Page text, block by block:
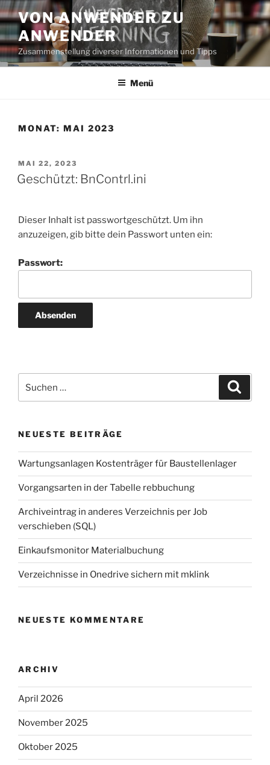
Zum
Inhalt
springen
VON ANWENDER ZU
ANWENDER
Zusammenstellung diverser Informationen und Tipps
Menü
MONAT: MAI 2023
VERÖFFENTLICHT
AM
MAI 22, 2023
Geschützt: BnContrl.ini
Dieser Inhalt ist passwortgeschützt. Um ihn
anzuzeigen, gib bitte dein Passwort unten ein:
Passwort:
nach:
NEUESTE BEITRÄGE
Wartungsanlagen Kostenträger für Baustellenlager
Vorgangsarten in der Tabelle rebbuchung
Archiveintrag in anderes Verzeichnis per Job
verschieben (SQL)
Einkaufsmonitor Materialbuchung
Verzeichnisse in Onedrive sichern mit mklink
NEUESTE KOMMENTARE
ARCHIV
April 2026
November 2025
Oktober 2025